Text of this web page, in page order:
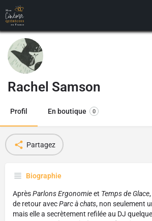
Rachel Samson
Profil En boutique 0
Partagez
Biographie
AprèsParlons Ergonomieet Temps de Glace
de retour avecParc à chats, non seulement
mais elle a secrètement refilée au DJ